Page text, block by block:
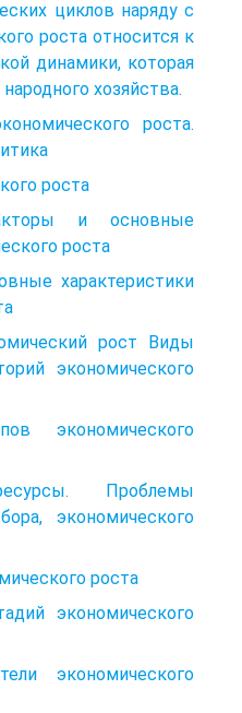
циклов наряду с
роста относится к
динамики, которая
хозяйства.
роста.
роста
и основные
роста
характеристики
рост Виды
экономического
экономического
Проблемы
экономического
роста
экономического
экономического